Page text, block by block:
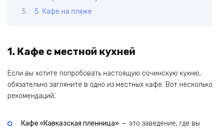
5. Кафе на пляже
1. Кафе с местной кухней
Если вы хотите попробовать настоящую сочинскую кухню,
обязательно загляните в одно из местных кафе. Вот несколько
рекомендаций⁚
Кафе «Кавказская пленница» — это заведение, где вы